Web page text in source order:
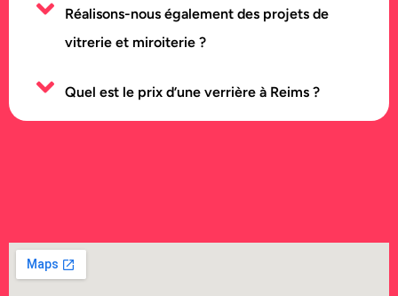
Réalisons-nous également des projets de
vitrerie et miroiterie ?
Quel est le prix d’une verrière à Reims ?